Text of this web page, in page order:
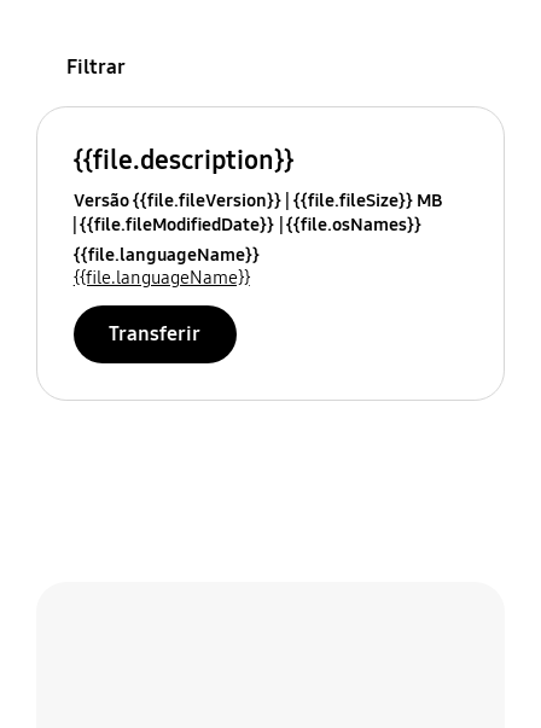
Filtrar
{{file.description}}
Versão {{file.fileVersion}} {{file.fileSize}} MB
{{file.fileModifiedDate}} {{file.osNames}}
{{file.languageName}}
{{file.languageName}}
Transferir